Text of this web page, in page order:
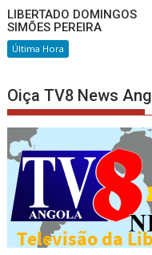
LIBERTADO DOMINGOS
SIMÕES PEREIRA
Última Hora
Oiça TV8 News